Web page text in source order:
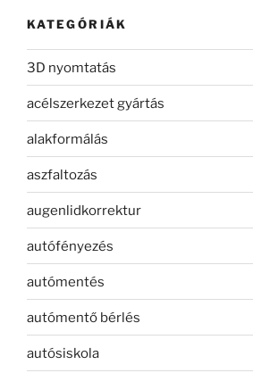
KATEGÓRIÁK
3D nyomtatás
acélszerkezet gyártás
alakformálás
aszfaltozás
augenlidkorrektur
autófényezés
autómentés
autómentő bérlés
autósiskola